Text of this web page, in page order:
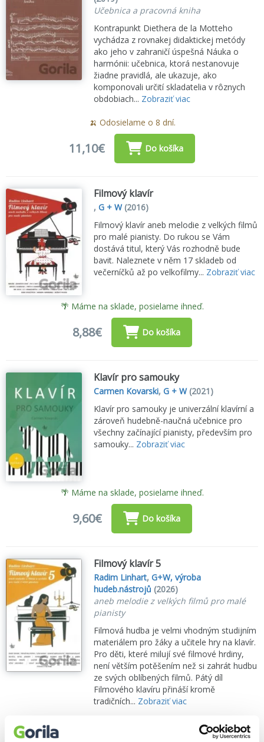
Učebnica a pracovná kniha
Kontrapunkt Diethera de la Motteho
vychádza z rovnakej didaktickej metódy
ako jeho v zahraničí úspešná Náuka o
harmónii: učebnica, ktorá nestanovuje
žiadne pravidlá, ale ukazuje, ako
komponovali určití skladatelia v rôznych
obdobiach... Zobraziť viac
🍌 Odosielame o 8 dní.
11,10€ Do košíka
Filmový klavír
,G + W(2016)
Filmový klavír aneb melodie z velkých filmů
pro malé pianisty. Do rukou se Vám
dostává titul, který Vás rozhodně bude
bavit. Naleznete v něm 17 skladeb od
večerníčků až po velkofilmy... Zobraziť viac
🌴 Máme na sklade, posielame ihneď.
8,88€ Do košíka
Klavír pro samouky
Carmen Kovarski,G + W(2021)
Klavír pro samouky je univerzální klavírní a
zároveň hudebně-naučná učebnice pro
všechny začínající pianisty, především pro
samouky... Zobraziť viac
🌴 Máme na sklade, posielame ihneď.
9,60€ Do košíka
Filmový klavír 5
Radim Linhart,G+W, výroba
hudeb.nástrojů (2026)
aneb melodie z velkých filmů pro malé
pianisty
Filmová hudba je velmi vhodným studijním
materiálem pro žáky a učitele hry na klavír.
Pro děti, které milují své filmové hrdiny,
není větším potěšením než si zahrát hudbu
ze svých oblíbených filmů. Pátý díl
Filmového klavíru přináší kromě
tradičních... Zobraziť viac
🌴 Máme na sklade, posielame ihneď.